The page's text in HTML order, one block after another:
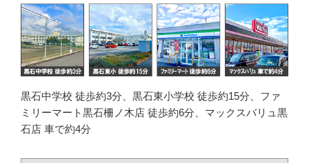
黒石中学校 徒歩約3分、黒石東小学校 徒歩約15分、ファ
ミリーマート黒石柵ノ木店 徒歩約6分、マックスバリュ黒
石店 車で約4分